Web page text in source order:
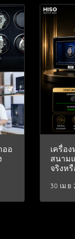
ออ
เครื่อ
สนาม
จริงหรื
30 เม.ย